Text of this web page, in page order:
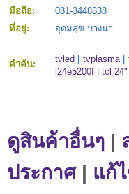
มือถือ:
081-3448838
ที่อยู่:
อุดมสุข บางนา
คำค้น: tvled tvplasma|
l24e5200f
tcl 24"
ดูสินค้าอื่นๆ |
ประกาศ| แก้